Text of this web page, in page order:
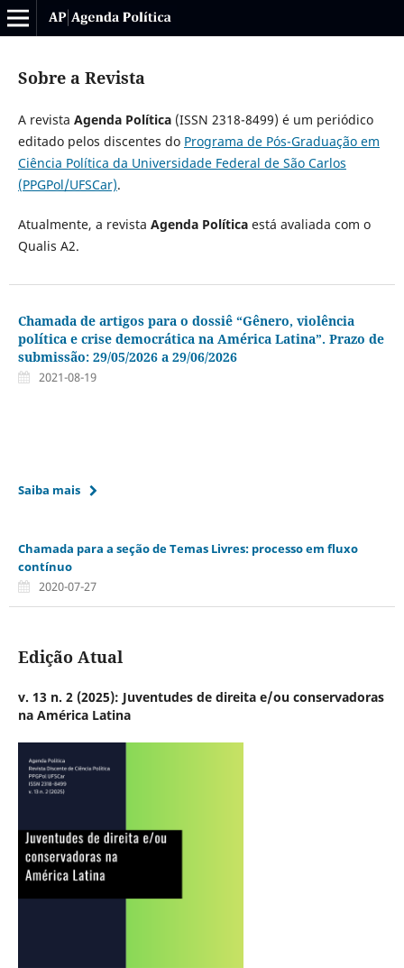
Sobre a Revista
A revista Agenda Política(ISSN 2318-8499) é um periódico
editado pelos discentes do Programa de Pós-Graduação em
Ciência Política da Universidade Federal de São Carlos
(PPGPol/UFSCar).
Atualmente, a revista Agenda Políticaestá avaliada com o
Qualis A2.
Chamada de artigos para o dossiê “Gênero, violência
política e crise democrática na América Latina”. Prazo de
submissão: 29/05/2026 a 29/06/2026
2021-08-19
Saiba mais
Chamada para a seção de Temas Livres: processo em fluxo
contínuo
2020-07-27
Edição Atual
v. 13 n. 2 (2025): Juventudes de direita e/ou conservadoras
na América Latina